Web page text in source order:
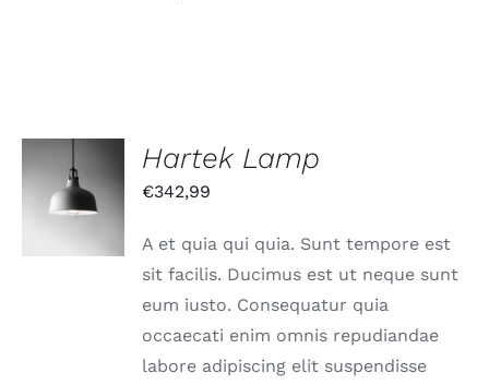
IN DEN
WARENKORB
/
Hartek Lamp
€342,99
A et quia qui quia. Sunt tempore est
sit facilis. Ducimus est ut neque sunt
eum iusto. Consequatur quia
occaecati enim omnis repudiandae
labore adipiscing elit suspendisse